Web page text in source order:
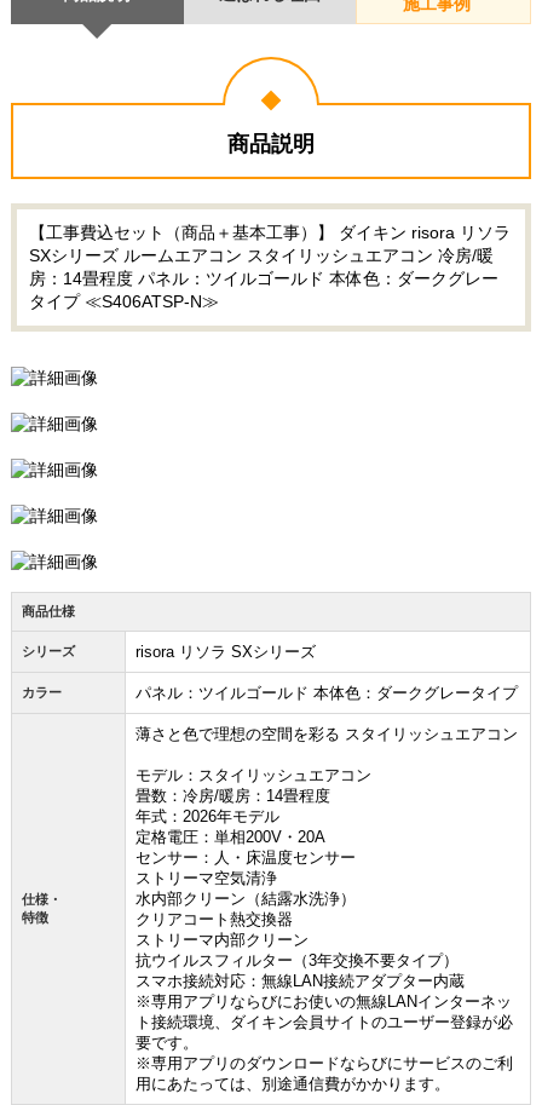
お買い物を続ける カートへ進む
商品説明
【工事費込セット（商品＋基本工事）】 ダイキン risora リソラ
SXシリーズ ルームエアコン スタイリッシュエアコン 冷房/暖
房：14畳程度 パネル：ツイルゴールド 本体色：ダークグレー
タイプ ≪S406ATSP-N≫
商品仕様
シリーズ risora リソラ SXシリーズ
カラー パネル：ツイルゴールド 本体色：ダークグレータイプ
仕様・
特徴
薄さと色で理想の空間を彩る スタイリッシュエアコン
モデル：スタイリッシュエアコン
畳数：冷房/暖房：14畳程度
年式：2026年モデル
定格電圧：単相200V・20A
センサー：人・床温度センサー
ストリーマ空気清浄
水内部クリーン（結露水洗浄）
クリアコート熱交換器
ストリーマ内部クリーン
抗ウイルスフィルター（3年交換不要タイプ）
スマホ接続対応：無線LAN接続アダプター内蔵
※専用アプリならびにお使いの無線LANインターネッ
ト接続環境、ダイキン会員サイトのユーザー登録が必
要です。
※専用アプリのダウンロードならびにサービスのご利
用にあたっては、別途通信費がかかります。